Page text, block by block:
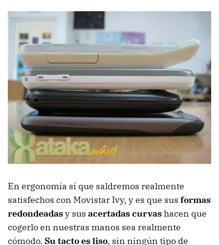
En ergonomía sí que saldremos realmente
satisfechos con Movistar Ivy, y es que sus formas
redondeadasy sus acertadas curvashacen que
cogerlo en nuestras manos sea realmente
cómodo. Su tacto es liso, sin ningún tipo de